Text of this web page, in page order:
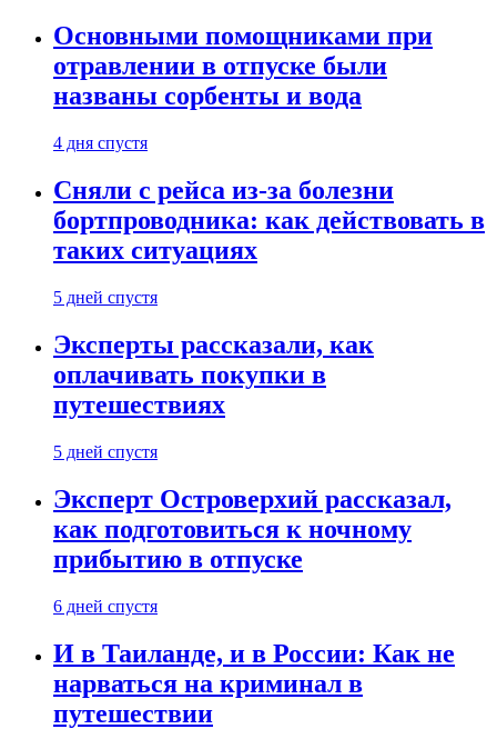
Основными помощниками при
отравлении в отпуске были
названы сорбенты и вода
4 дня спустя
Сняли с рейса из-за болезни
бортпроводника: как действовать в
таких ситуациях
5 дней спустя
Эксперты рассказали, как
оплачивать покупки в
путешествиях
5 дней спустя
Эксперт Островерхий рассказал,
как подготовиться к ночному
прибытию в отпуске
6 дней спустя
И в Таиланде, и в России: Как не
нарваться на криминал в
путешествии